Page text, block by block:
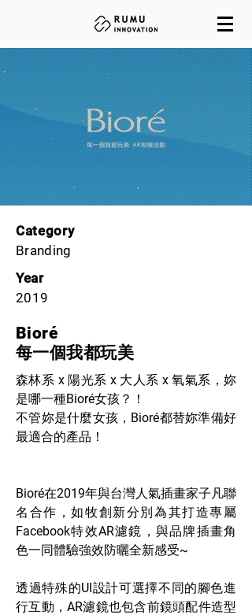
Category
Branding
Year
2019
Bioré
每一個我都玩美
森林系 x 陽光系 x 大人系 x 氧氣系，妳
是哪一種Bioré女孩？！
不管妳是什麼女孩，Bioré都替妳準備好
最適合的產品！
Bioré在2019年與台灣人氣插畫家子凡聯
名合作，如牧創新分別為其打造專屬
Facebook特效AR濾鏡，與品牌插畫角
色一同體驗強效防曬全新感受~
透過特殊的UI設計可選擇不同的腳色進
行互動，AR濾鏡也包含前鏡頭配件造型